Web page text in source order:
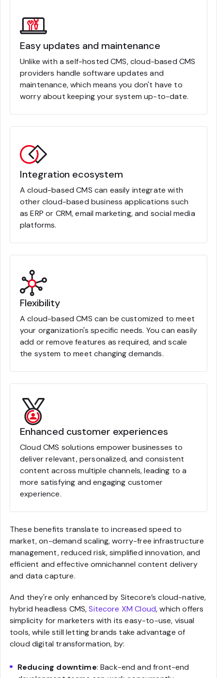
Easy updates and maintenance
Unlike with a self-hosted CMS, cloud-based CMS
providers handle software updates and
maintenance, which means you don't have to
worry about keeping your system up-to-date.
Integration ecosystem
A cloud-based CMS can easily integrate with
other cloud-based business applications such
as ERP or CRM, email marketing, and social media
platforms.
Flexibility
A cloud-based CMS can be customized to meet
your organization's specific needs. You can easily
add or remove features as required, and scale
the system to meet changing demands.
Enhanced customer experiences
Cloud CMS solutions empower businesses to
deliver relevant, personalized, and consistent
content across multiple channels, leading to a
more satisfying and engaging customer
experience.
These benefits translate to increased speed to
market, on-demand scaling, worry-free infrastructure
management, reduced risk, simplified innovation, and
efficient and effective omnichannel content delivery
and data capture.
And they're only enhanced by Sitecore’s cloud-native,
hybrid headless CMS,Sitecore XM Cloud, which offers
simplicity for marketers with its easy-to-use, visual
tools, while still letting brands take advantage of
cloud digital transformation, by:
Reducing downtime: Back-end and front-end